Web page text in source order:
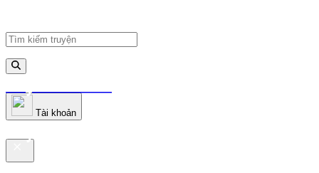
truyenfullz.com
Tài khoản
truyenfullz.com